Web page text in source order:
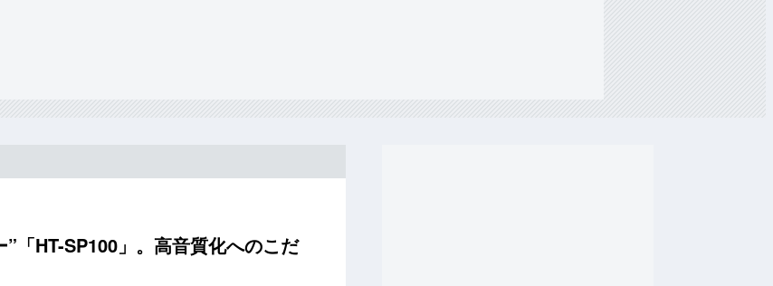
「HT-SP100」。高音質化へのこだ